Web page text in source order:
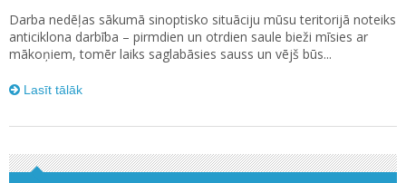
Darba nedēļas sākumā sinoptisko situāciju mūsu teritorijā noteiks
anticiklona darbība – pirmdien un otrdien saule bieži mīsies ar
mākoņiem, tomēr laiks saglabāsies sauss un vējš būs...
Lasīt tālāk